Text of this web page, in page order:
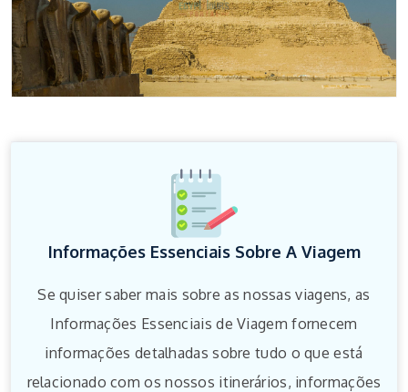
Informações Essenciais Sobre A Viagem
Se quiser saber mais sobre as nossas viagens, as
Informações Essenciais de Viagem fornecem
informações detalhadas sobre tudo o que está
relacionado com os nossos itinerários, informações